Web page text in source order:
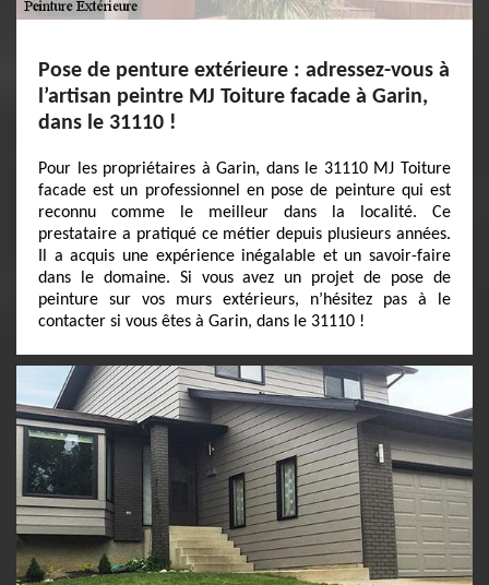
Pose de penture extérieure : adressez-vous à
l’artisan peintre MJ Toiture facade à Garin,
dans le 31110 !
Pour les propriétaires à Garin, dans le 31110 MJ Toiture
facade est un professionnel en pose de peinture qui est
reconnu comme le meilleur dans la localité. Ce
prestataire a pratiqué ce métier depuis plusieurs années.
Il a acquis une expérience inégalable et un savoir-faire
dans le domaine. Si vous avez un projet de pose de
peinture sur vos murs extérieurs, n’hésitez pas à le
contacter si vous êtes à Garin, dans le 31110 !